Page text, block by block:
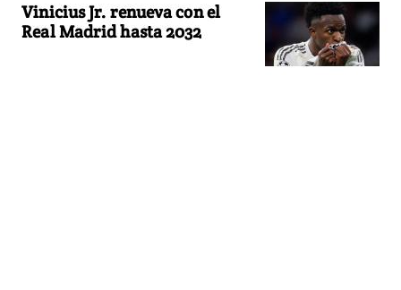
Vinicius Jr. renueva con el
Real Madrid hasta 2032